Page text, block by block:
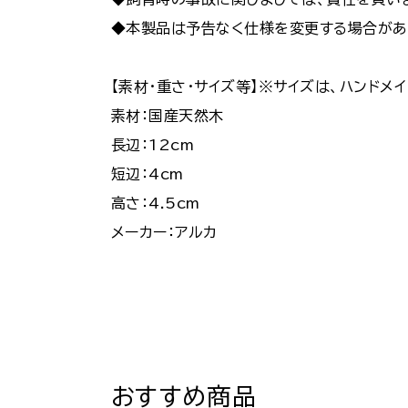
◆本製品は予告なく仕様を変更する場合があ
【素材・重さ・サイズ等】※サイズは、ハンド
素材：国産天然木
長辺：12cm
短辺：4cm
高さ：4.5cm
メーカー：アルカ
おすすめ商品